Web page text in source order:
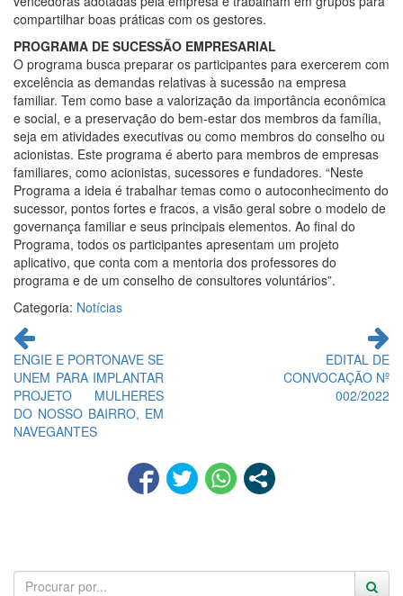
compartilhar boas práticas com os gestores.
PROGRAMA DE SUCESSÃO EMPRESARIAL
O programa busca preparar os participantes para exercerem com
excelência as demandas relativas à sucessão na empresa
familiar. Tem como base a valorização da importância econômica
e social, e a preservação do bem-estar dos membros da família,
seja em atividades executivas ou como membros do conselho ou
acionistas. Este programa é aberto para membros de empresas
familiares, como acionistas, sucessores e fundadores. “Neste
Programa a ideia é trabalhar temas como o autoconhecimento do
sucessor, pontos fortes e fracos, a visão geral sobre o modelo de
governança familiar e seus principais elementos. Ao final do
Programa, todos os participantes apresentam um projeto
aplicativo, que conta com a mentoria dos professores do
programa e de um conselho de consultores voluntários”.
Categoria: Notícias
Continue
lendo
ENGIE E PORTONAVE SE
UNEM PARA IMPLANTAR
PROJETO MULHERES
DO NOSSO BAIRRO, EM
NAVEGANTES
EDITAL DE
CONVOCAÇÃO Nº
002/2022